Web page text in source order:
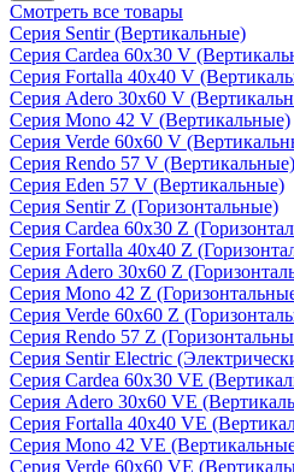
Смотреть все товары
Серия Sentir (Вертикальные)
Серия Cardea 60х30 V
Серия Fortalla 40х40 V
Серия Adero 30х60 V
Серия Mono 42 V (Вертикальные)
Серия Verde 60х60 V
Серия Rendo 57 V (Вертикальные)
Серия Eden 57 V (Вертикальные)
Серия Sentir Z (Горизонтальные)
Серия Cardea 60х30 Z
Серия Fortalla 40х40 Z
Серия Adero 30х60 Z
Серия Mono 42 Z
Серия Verde 60х60 Z
Серия Rendo 57 Z
Серия Sentir Electric
Серия Cardea 60х30 VE
Серия Adero 30х60 VE
Серия Fortalla 40х40 VE
Серия Mono 42 VE
Серия Verde 60х60 VE